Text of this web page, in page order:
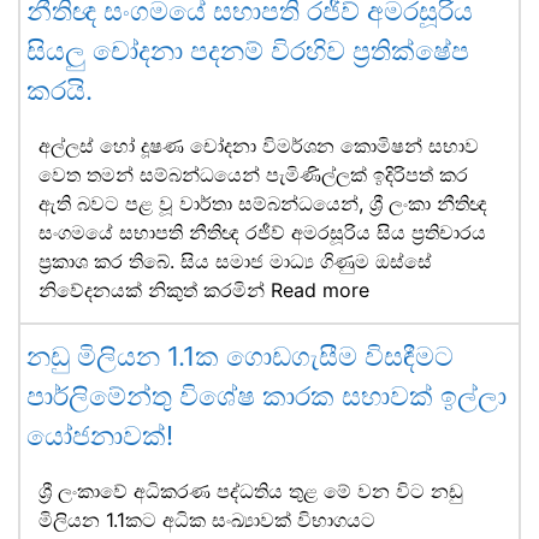
නීතිඥ සංගමයේ සභාපති රජීව් අමරසූරිය
සියලු චෝදනා පදනම් විරහිව ප්‍රතික්ෂේප
කරයි.
අල්ලස් හෝ දූෂණ චෝදනා විමර්ශන කොමිෂන් සභාව
වෙත තමන් සම්බන්ධයෙන් පැමිණිල්ලක් ඉදිරිපත් කර
ඇති බවට පළ වූ වාර්තා සම්බන්ධයෙන්, ශ්‍රී ලංකා නීතිඥ
සංගමයේ සභාපති නීතිඥ රජීව් අමරසූරිය සිය ප්‍රතිචාරය
ප්‍රකාශ කර තිබේ. සිය සමාජ මාධ්‍ය ගිණුම ඔස්සේ
නිවේදනයක් නිකුත් කරමින් Read more
නඩු මිලියන 1.1ක ගොඩගැසීම විසඳීමට
පාර්ලිමේන්තු විශේෂ කාරක සභාවක් ඉල්ලා
යෝජනාවක්!
ශ්‍රී ලංකාවේ අධිකරණ පද්ධතිය තුළ මේ වන විට නඩු
මිලියන 1.1කට අධික සංඛ්‍යාවක් විභාගයට